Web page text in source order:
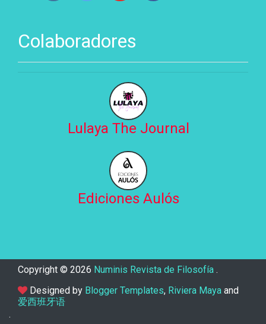
Colaboradores
Lulaya The Journal
Ediciones Aulós
Copyright © 2026 Numinis Revista de Filosofía .
Designed by Blogger Templates, Riviera Maya and
爱西班牙语
.